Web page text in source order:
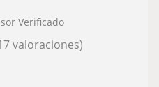
Verificado
valoraciones)